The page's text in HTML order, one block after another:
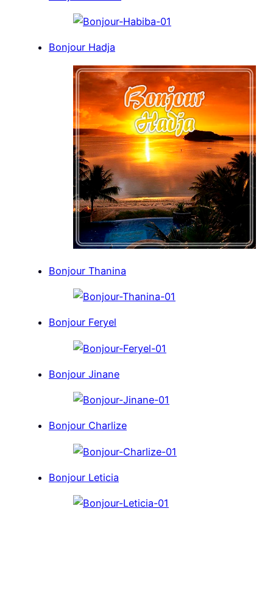
Bonjour Hadja
Bonjour Thanina
Bonjour Feryel
Bonjour Jinane
Bonjour Charlize
Bonjour Leticia